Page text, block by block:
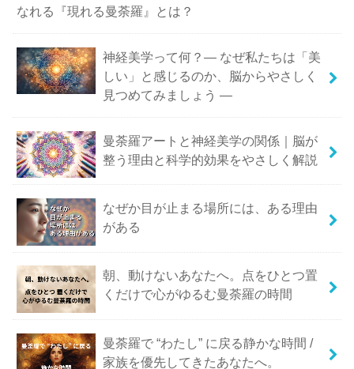
なれる『現れる曼荼羅』とは？
神経美学って何？― なぜ私たちは「美
しい」と感じるのか、脳からやさしく
見つめてみましょう ―
曼荼羅アートと神経美学の関係｜脳が
整う理由と科学的効果をやさしく解説
なぜか目が止まる場所には、ある理由
がある
朝、動けないあなたへ。点をひとつ置
くだけで心がゆるむ曼荼羅の時間
曼荼羅で “わたし” に戻る静かな時間 /
家族を優先してきたあなたへ。